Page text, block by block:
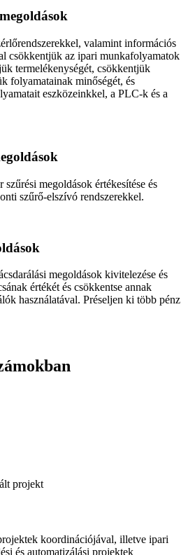
valamint információs
csökkentjük az ipari munkafolyamatok
termelékenységét, csökkentjük
folyamatainak minőségét, és
eszközeinkkel, a PLC-k és a
megoldások értékesítése és
szűrő-elszívó rendszerekkel.
megoldások kivitelezése és
értékét és csökkentse annak
használatával. Préseljen ki több pénz
projekt
koordinációjával, illetve ipari
és automatizálási projektek